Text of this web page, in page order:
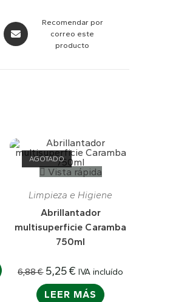
Recomendar por
correo este
producto
AGOTADO
Vista rápida
Limpieza e Higiene
Abrillantador
multisuperficie Caramba
750ml
6,88€ 5,25€ IVA incluído
LEER MÁS